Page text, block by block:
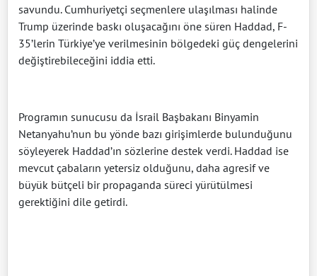
savundu. Cumhuriyetçi seçmenlere ulaşılması halinde
Trump üzerinde baskı oluşacağını öne süren Haddad, F-
35’lerin Türkiye’ye verilmesinin bölgedeki güç dengelerini
değiştirebileceğini iddia etti.
Programın sunucusu da İsrail Başbakanı Binyamin
Netanyahu’nun bu yönde bazı girişimlerde bulunduğunu
söyleyerek Haddad’ın sözlerine destek verdi. Haddad ise
mevcut çabaların yetersiz olduğunu, daha agresif ve
büyük bütçeli bir propaganda süreci yürütülmesi
gerektiğini dile getirdi.